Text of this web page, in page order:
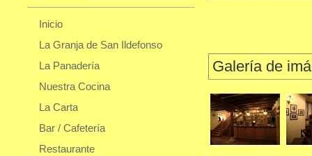
Inicio
La Granja de San Ildefonso
La Panadería
Nuestra Cocina
La Carta
Bar / Cafetería
Restaurante
Galería de